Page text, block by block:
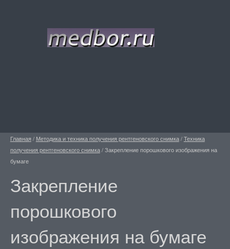
Главная / Методика и техника получения рентгеновского снимка/Техника
получения рентгеновского снимка/Закрепление порошкового изображения на
бумаге
Закрепление
порошкового
изображения на бумаге